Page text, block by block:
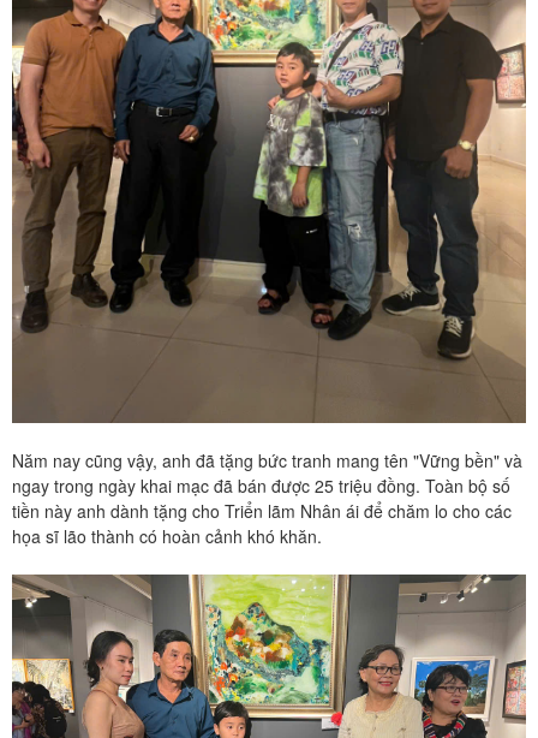
Năm nay cũng vậy, anh đã tặng bức tranh mang tên "Vững bền" và
ngay trong ngày khai mạc đã bán được 25 triệu đồng. Toàn bộ số
tiền này anh dành tặng cho Triển lãm Nhân ái để chăm lo cho các
họa sĩ lão thành có hoàn cảnh khó khăn.